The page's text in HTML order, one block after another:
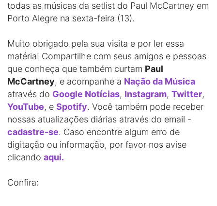
todas as músicas da setlist do Paul McCartney em
Porto Alegre na sexta-feira (13).
Muito obrigado pela sua visita e por ler essa
matéria! Compartilhe com seus amigos e pessoas
que conheça que também curtam Paul
McCartney, e acompanhe a Nação da Música
através do Google Notícias, Instagram, Twitter,
YouTube, e Spotify. Você também pode receber
nossas atualizações diárias através do email -
cadastre-se. Caso encontre algum erro de
digitação ou informação, por favor nos avise
clicando aqui.
Confira: